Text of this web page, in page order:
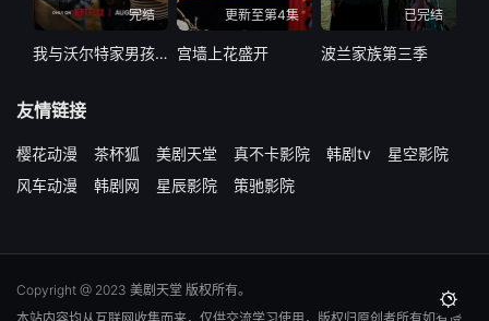
完结
我与沃尔特家男孩的生活 第三季
更新至第4集
宫墙上花盛开
已完结
波兰家族第三季
友情链接
樱花动漫 茶杯狐 美剧天堂 真不卡影院 韩剧tv
星空影院
风车动漫
韩剧网 星辰影院 策驰影院

Copyright @ 2023 美剧天堂 版权所有。